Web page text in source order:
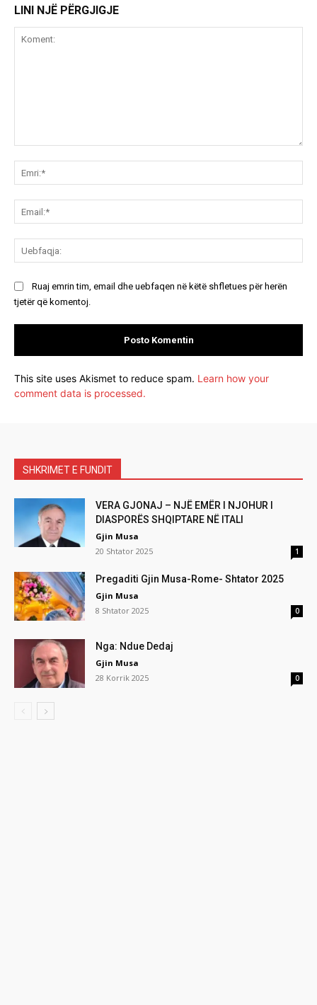
LINI NJË PËRGJIGJE
Ruaj emrin tim, email dhe uebfaqen në këtë shfletues për herën
tjetër që komentoj.
This site uses Akismet to reduce spam. Learn how your
comment data is processed.
SHKRIMET E FUNDIT
VERA GJONAJ – NJË EMËR I NJOHUR I
DIASPORËS SHQIPTARE NË ITALI
Gjin Musa
20 Shtator 2025
1
Pregaditi Gjin Musa-Rome- Shtator 2025
Gjin Musa
8 Shtator 2025
0
Nga: Ndue Dedaj
Gjin Musa
28 Korrik 2025
0